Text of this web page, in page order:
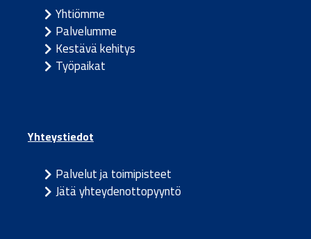
Yhtiömme
Palvelumme
Kestävä kehitys
Työpaikat
Yhteystiedot
Palvelut ja toimipisteet
Jätä yhteydenottopyyntö